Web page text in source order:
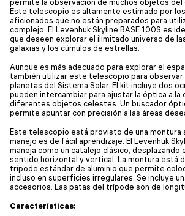
Este telescopio es altamente estimado por
aficionados que no están preparados para
complejo. El Levenhuk Skyline BASE 100S es
que deseen explorar el ilimitado universo de
galaxias y los cúmulos de estrellas.
Aunque es más adecuado para explorar el
también utilizar este telescopio para observar
planetas del Sistema Solar. El kit incluye dos
pueden intercambiar para ajustar la óptica a la
diferentes objetos celestes. Un buscador
permite apuntar con precisión a las áreas
Este telescopio está provisto de una montura
manejo es de fácil aprendizaje. El Levenhuk
maneja como un catalejo clásico, desplazando
sentido horizontal y vertical. La montura está
trípode estándar de aluminio que permite
incluso en superficies irregulares. Se incluye
accesorios. Las patas del trípode son de
Características: